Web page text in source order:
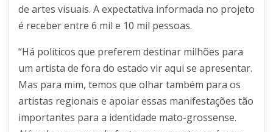
de artes visuais. A expectativa informada no projeto
é receber entre 6 mil e 10 mil pessoas.
“Há políticos que preferem destinar milhões para
um artista de fora do estado vir aqui se apresentar.
Mas para mim, temos que olhar também para os
artistas regionais e apoiar essas manifestações tão
importantes para a identidade mato-grossense.